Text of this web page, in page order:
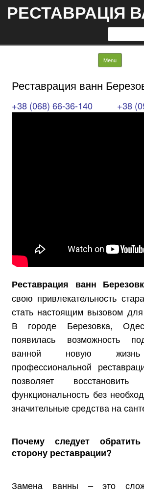
РЕСТАВРАЦІЯ
Пошук:
Menu Skip
Реставрация ванн
+38 (068) 66-36-140 +38
Реставрация ванн
свою привлекательность
стать настоящим вызовом
В городе Березовка,
появилась возможность
ванной новую жизнь
профессиональной
позволяет
функциональность без
значительные средства на
Почему следует
сторону реставрации?
Замена ванны – это